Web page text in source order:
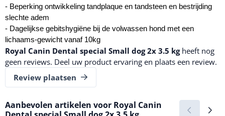
- Beperking ontwikkeling tandplaque en tandsteen en bestrijding
slechte adem
- Dagelijkse gebitshygiëne bij de volwassen hond met een
lichaams-gewicht vanaf 10kg
Royal Canin Dental special Small dog 2x 3.5 kg heeft nog
geen reviews. Deel uw product ervaring en plaats een review.
Review plaatsen
Aanbevolen artikelen voor Royal Canin